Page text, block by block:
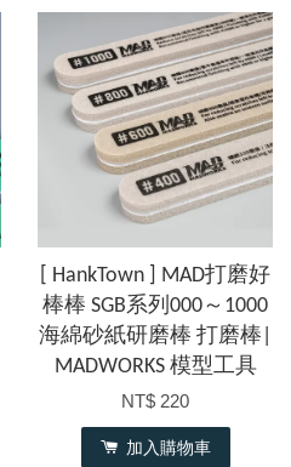
[ HankTown ] MAD打磨好
棒棒 SGB系列000～1000
海綿砂紙研磨棒 打磨棒|
MADWORKS 模型工具
NT$ 220
加入購物車